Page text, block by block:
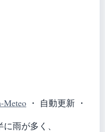
Meteo ・ 自動更新 ・
雨が多く、